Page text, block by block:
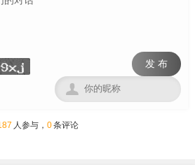
发 布

人参与， 0条评论